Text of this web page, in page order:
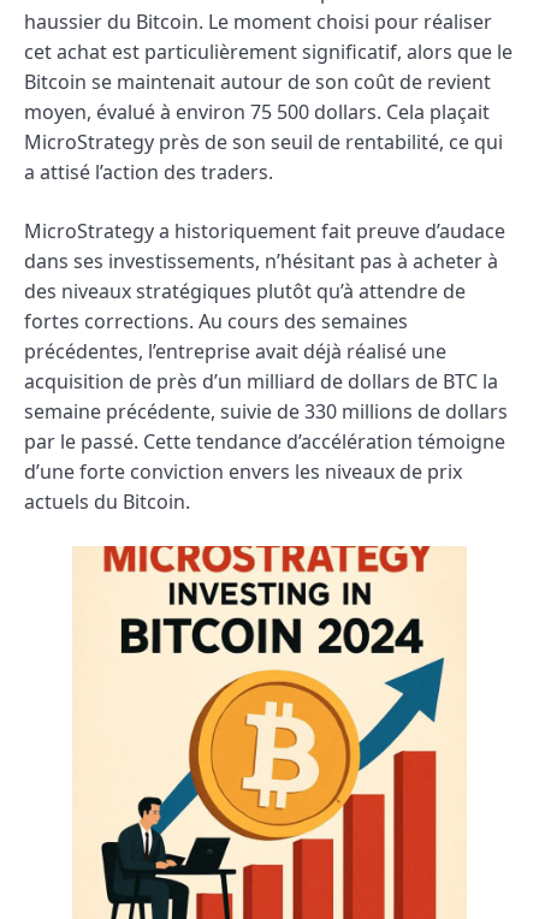
haussier du Bitcoin. Le moment choisi pour réaliser
cet achat est particulièrement significatif, alors que le
Bitcoin se maintenait autour de son coût de revient
moyen, évalué à environ 75 500 dollars. Cela plaçait
MicroStrategy près de son seuil de rentabilité, ce qui
a attisé l’action des traders.
MicroStrategy a historiquement fait preuve d’audace
dans ses investissements, n’hésitant pas à acheter à
des niveaux stratégiques plutôt qu’à attendre de
fortes corrections. Au cours des semaines
précédentes, l’entreprise avait déjà réalisé une
acquisition de près d’un milliard de dollars de BTC la
semaine précédente, suivie de 330 millions de dollars
par le passé. Cette tendance d’accélération témoigne
d’une forte conviction envers les niveaux de prix
actuels du Bitcoin.